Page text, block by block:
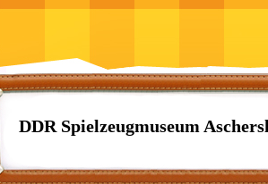
DDR Spielzeugmuseum